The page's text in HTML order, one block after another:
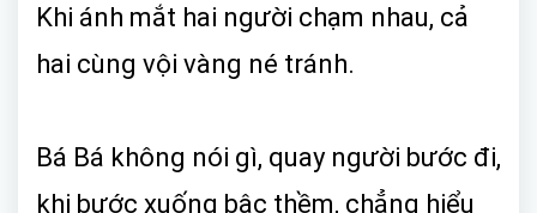
Khi ánh mắt hai người chạm nhau, cả
hai cùng vội vàng né tránh.
Bá Bá không nói gì, quay người bước đi,
khi bước xuống bậc thềm, chẳng hiểu